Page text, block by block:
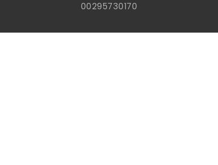
00295730170